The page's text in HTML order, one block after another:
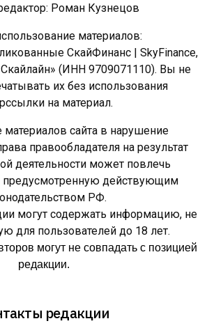
Роман Кузнецов
материалов:
СкайФинанс | SkyFinance,
(ИНН 9709071110). Вы не
их без использования
на материал.
материалов сайта в нарушение
правообладателя на результат
деятельности может повлечь
предусмотренную действующим
РФ.
могут содержать информацию, не
для пользователей до 18 лет.
могут не совпадать с позицией
редакции.
редакции